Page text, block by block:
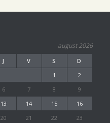
august 2026
J V S
D
1
2
6 7 8
9
13 14 15
16
20 21 22
23